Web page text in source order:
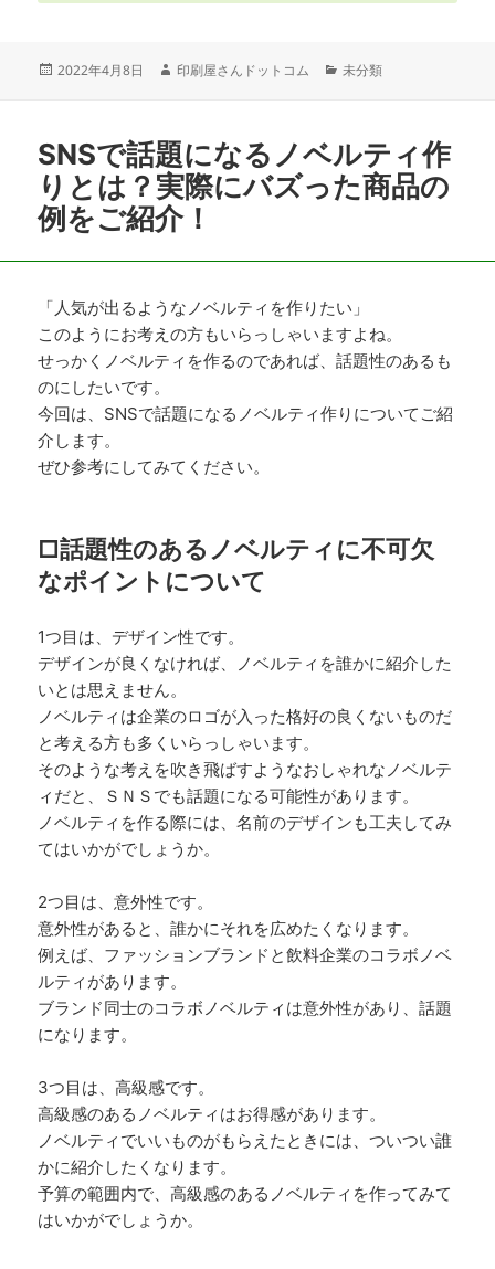
投
2022年4月8日
作
印刷屋さんドットコム
カ
ー
未分類
SNSで話題になるノベルティ作
りとは？実際にバズった商品の
例をご紹介！
「人気が出るようなノベルティを作りたい」
このようにお考えの方もいらっしゃいますよね。
せっかくノベルティを作るのであれば、話題性のあるも
のにしたいです。
今回は、SNSで話題になるノベルティ作りについてご紹
介します。
ぜひ参考にしてみてください。
□話題性のあるノベルティに不可欠
なポイントについて
1つ目は、デザイン性です。
デザインが良くなければ、ノベルティを誰かに紹介した
いとは思えません。
ノベルティは企業のロゴが入った格好の良くないものだ
と考える方も多くいらっしゃいます。
そのような考えを吹き飛ばすようなおしゃれなノベルテ
ィだと、ＳＮＳでも話題になる可能性があります。
ノベルティを作る際には、名前のデザインも工夫してみ
てはいかがでしょうか。
2つ目は、意外性です。
意外性があると、誰かにそれを広めたくなります。
例えば、ファッションブランドと飲料企業のコラボノベ
ルティがあります。
ブランド同士のコラボノベルティは意外性があり、話題
になります。
3つ目は、高級感です。
高級感のあるノベルティはお得感があります。
ノベルティでいいものがもらえたときには、ついつい誰
かに紹介したくなります。
予算の範囲内で、高級感のあるノベルティを作ってみて
はいかがでしょうか。